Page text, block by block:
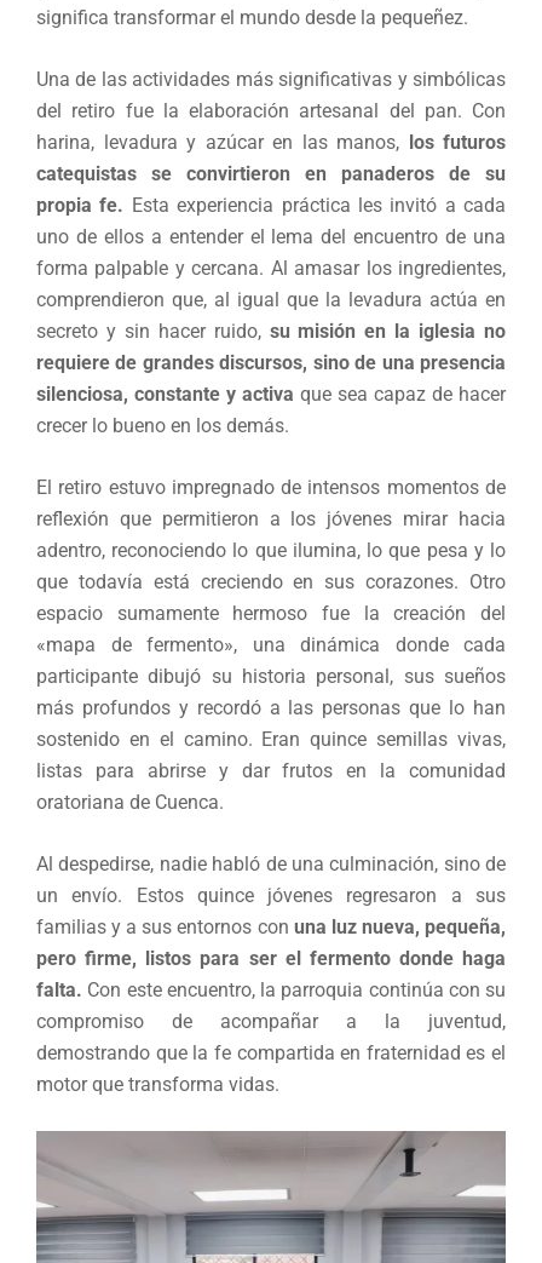
significa transformar el mundo desde la pequeñez.
Una de las actividades más significativas y simbólicas
del retiro fue la elaboración artesanal del pan. Con
harina, levadura y azúcar en las manos,
los futuros
catequistas se convirtieron en panaderos de su
propia fe. Esta experiencia práctica les invitó a cada
uno de ellos a entender el lema del encuentro de una
forma palpable y cercana. Al amasar los ingredientes,
comprendieron que, al igual que la levadura actúa en
secreto y sin hacer ruido, su misión en la iglesia no
requiere de grandes discursos, sino de una presencia
silenciosa, constante y activa que sea capaz de hacer
crecer lo bueno en los demás.
El retiro estuvo impregnado de intensos momentos de
reflexión que permitieron a los jóvenes mirar hacia
adentro, reconociendo lo que ilumina, lo que pesa y lo
que todavía está creciendo en sus corazones. Otro
espacio sumamente hermoso fue la creación del
«mapa de fermento», una dinámica donde cada
participante dibujó su historia personal, sus sueños
más profundos y recordó a las personas que lo han
sostenido en el camino. Eran quince semillas vivas,
listas para abrirse y dar frutos en la comunidad
oratoriana de Cuenca.
Al despedirse, nadie habló de una culminación, sino de
un envío. Estos quince jóvenes regresaron a sus
familias y a sus entornos con una luz nueva, pequeña,
pero firme, listos para ser el fermento donde haga
falta. Con este encuentro, la parroquia continúa con su
compromiso de acompañar a la juventud,
demostrando que la fe compartida en fraternidad es el
motor que transforma vidas.